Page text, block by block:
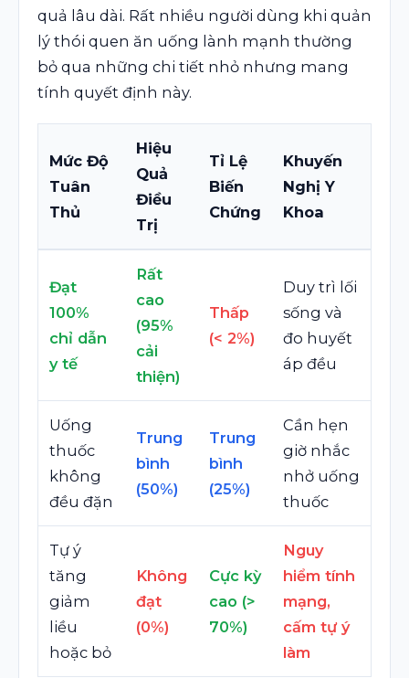
quả lâu dài. Rất nhiều người dùng khi quản
lý thói quen ăn uống lành mạnh thường
bỏ qua những chi tiết nhỏ nhưng mang
tính quyết định này.
Mức Độ
Tuân
Thủ
Hiệu
Quả
Điều
Trị
Tỉ Lệ
Biến
Chứng
Khuyến
Nghị Y
Khoa
Đạt
100%
chỉ dẫn
y tế
Rất
cao
(95%
cải
thiện)
Thấp
(< 2%)
Duy trì lối
sống và
đo huyết
áp đều
Uống
thuốc
không
đều đặn
Trung
bình
(50%)
Trung
bình
(25%)
Cần hẹn
giờ nhắc
nhở uống
thuốc
Tự ý
tăng
giảm
liều
hoặc bỏ
Không
đạt
(0%)
Cực kỳ
cao (>
70%)
Nguy
hiểm tính
mạng,
cấm tự ý
làm